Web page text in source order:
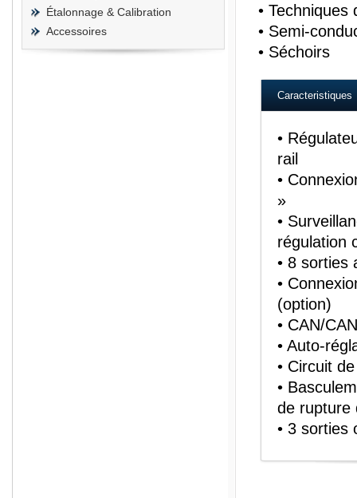
Étalonnage & Calibration
Accessoires
• Techniques
• Semi-
• Séchoirs
Caracteristiques
•
rail
•
»
•
régulation
• 8 sorties
•
(option)
• CAN/
• Auto-
• Circuit
•
de rupture
• 3 sorties